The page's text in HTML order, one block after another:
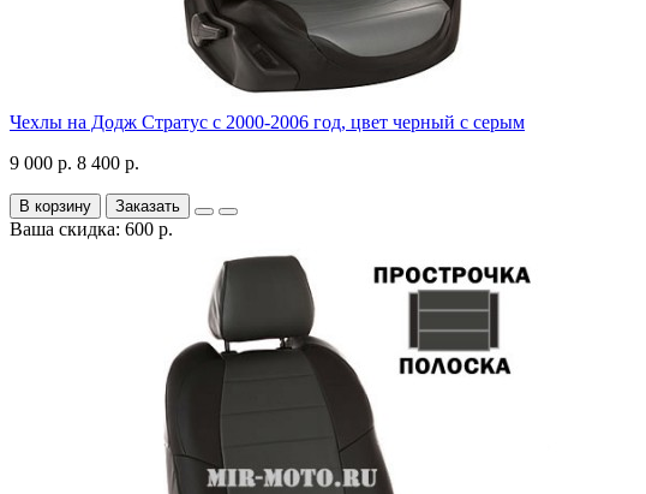
Чехлы на Додж Стратус с 2000-2006 год, цвет черный с серым
9 000 р. 8 400 р.
В корзину Заказать
Ваша скидка: 600 р.